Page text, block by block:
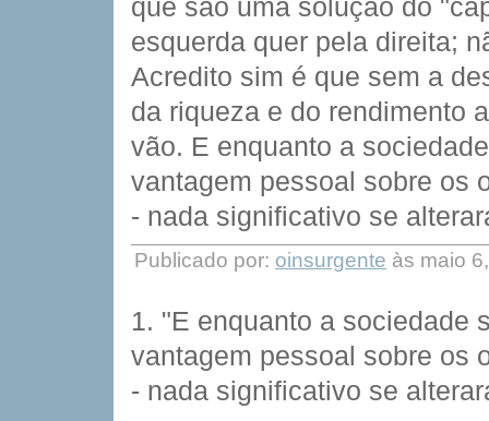
que são uma solução do
esquerda quer pela direita;
Acredito sim é que sem a
da riqueza e do rendimento
vão. E enquanto a
vantagem pessoal sobre os
- nada significativo se
Publicado por: oinsurgente às maio
1. "E enquanto a sociedade
vantagem pessoal sobre os
- nada significativo se